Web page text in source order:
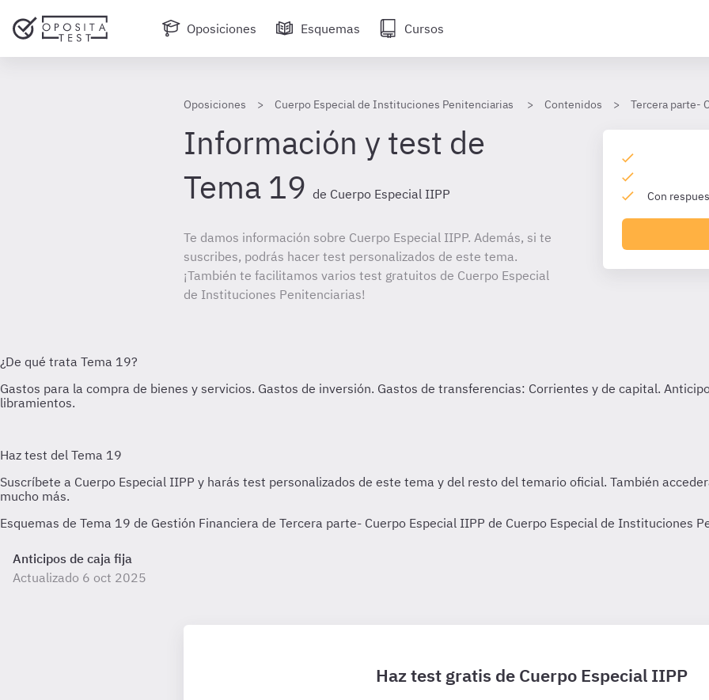
Oposiciones Esquemas Cursos
Oposiciones Cuerpo Especial de Instituciones Penitenciarias Contenidos Tercera parte-
Información y test de
Tema 19 de Cuerpo Especial IIPP
Te damos información sobre Cuerpo Especial IIPP. Además, si te
suscribes, podrás hacer test personalizados de este tema.
¡También te facilitamos varios test gratuitos de Cuerpo Especial
de Instituciones Penitenciarias!
Con
Esquemas de Tema 19 de Gestión Financiera de Tercera parte- Cuerpo Especial IIPP de Cuerpo Especial de Instituciones
Anticipos de caja fija
Actualizado 6 oct 2025
Haz test gratis de Cuerpo Especial IIPP